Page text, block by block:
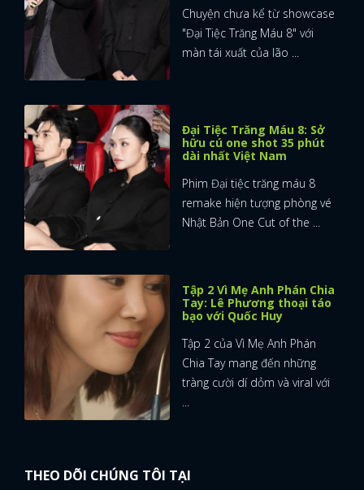
Chuyện chưa kể từ showcase
"Đại Tiệc Trăng Máu 8" với
màn tái xuất của lão ...
Đại Tiệc Trăng Máu 8: Sở
hữu cú one shot 35 phút
dài nhất Việt Nam
Phim Đại tiệc trăng máu 8
remake hiện tượng phòng vé
Nhật Bản One Cut of the ...
Tập 2 Vì Mẹ Anh Phán Chia
Tay: Lê Phương thoại táo
bạo với Quốc Huy
Tập 2 của Vì Mẹ Anh Phán
Chia Tay mang đến những
tràng cười dí dỏm và viral với
...
THEO DÕI CHÚNG TÔI TẠI